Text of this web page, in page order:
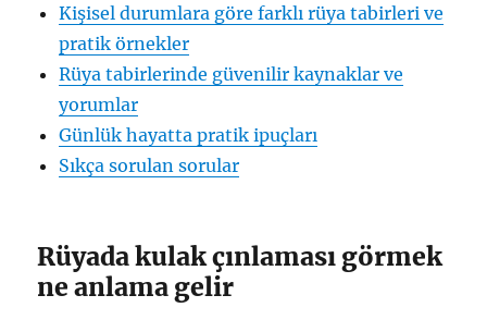
Kişisel durumlara göre farklı rüya tabirleri ve
pratik örnekler
Rüya tabirlerinde güvenilir kaynaklar ve
yorumlar
Günlük hayatta pratik ipuçları
Sıkça sorulan sorular
Rüyada kulak çınlaması görmek
ne anlama gelir